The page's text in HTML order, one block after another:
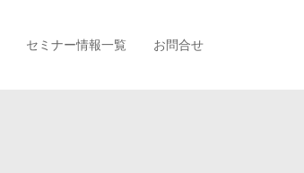
セミナー情報一覧 お問合せ